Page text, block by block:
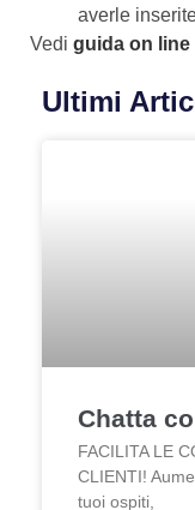
averle
Vedi guida on line
Ultimi
Chatta
FACILITA LE
CLIENTI!
tuoi ospiti,